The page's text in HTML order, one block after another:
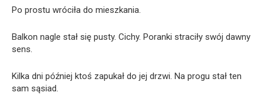
Po prostu wróciła do mieszkania.
Balkon nagle stał się pusty. Cichy. Poranki straciły swój dawny
sens.
Kilka dni później ktoś zapukał do jej drzwi. Na progu stał ten
sam sąsiad.